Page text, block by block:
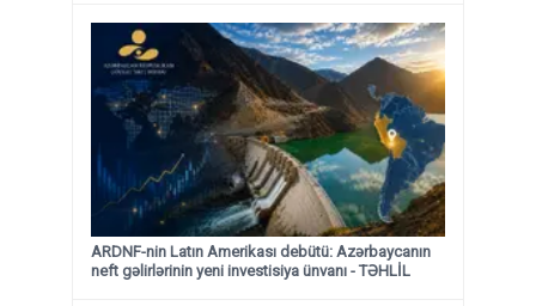
ARDNF-nin Latın Amerikası debütü: Azərbaycanın
neft gəlirlərinin yeni investisiya ünvanı - TƏHLİL